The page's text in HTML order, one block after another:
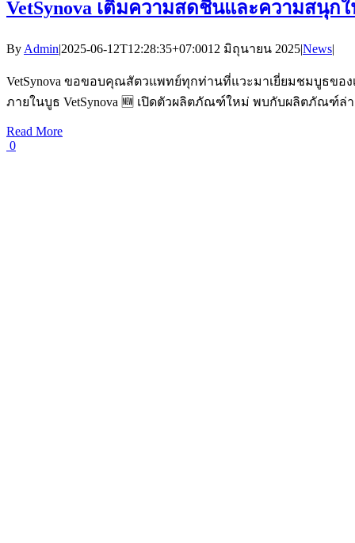
VetSynova เติมความสดชื่นและความสนุก
By Admin|2025-06-12T12:28:35+07:0012 มิถุนายน 2025|News|
VetSynova ขอขอบคุณสัตวแพทย์ทุกท่านที่แวะมาเยี่ยมชมบูธของเ
ภายในบูธ VetSynova 🆕 เปิดตัวผลิตภัณฑ์ใหม่ พบกับผลิตภัณฑ์ล่
Read More
0